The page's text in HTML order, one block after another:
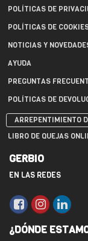
POLÍTICAS DE
POLÍTICAS DE
NOTICIAS Y
AYUDA
PREGUNTAS
POLÍTICAS DE
ARREPENTIMIENTO
LIBRO DE QUEJAS
GERBIO
EN LAS REDES
¿DÓNDE